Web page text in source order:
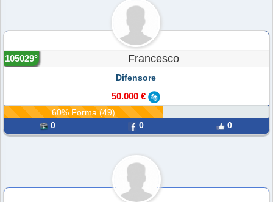
Francesco
105029°
Difensore
50.000 €
60% Forma (49)
0
0 0